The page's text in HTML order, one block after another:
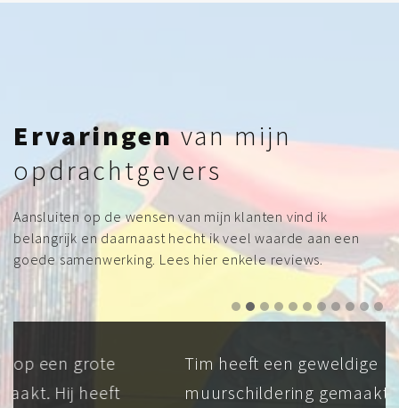
Ervaringenvan mijn
opdrachtgevers
Aansluiten op de wensen van mijn klanten vind ik
belangrijk en daarnaast hecht ik veel waarde aan een
goede samenwerking. Lees hier enkele reviews.
Tim heeft een geweldige
muurschildering gemaakt in onze